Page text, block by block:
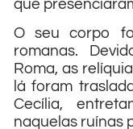
que
O seu corpo
romanas.
Roma, as
lá foram
Cecília,
naquelas ruínas